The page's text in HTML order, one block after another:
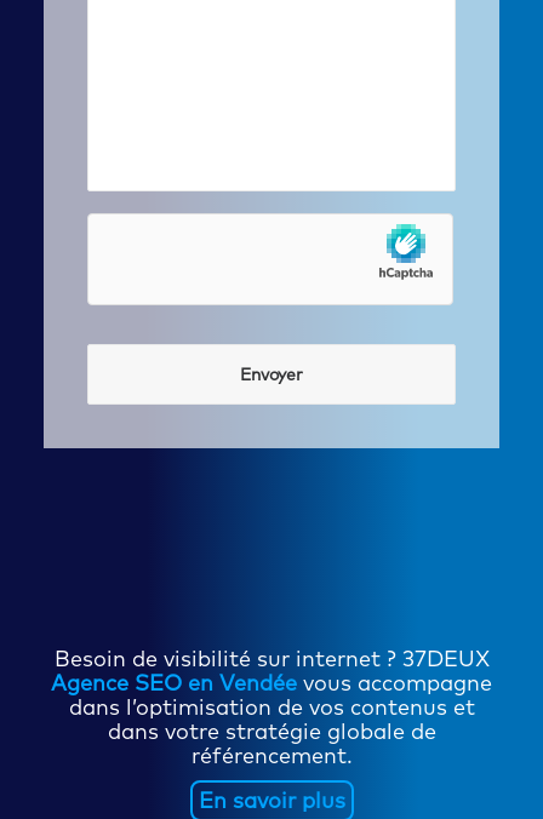
Besoin de visibilité sur internet ? 37DEUX
Agence SEO en Vendée vous accompagne
dans l’optimisation de vos contenus et
dans votre stratégie globale de
référencement.
En savoir plus